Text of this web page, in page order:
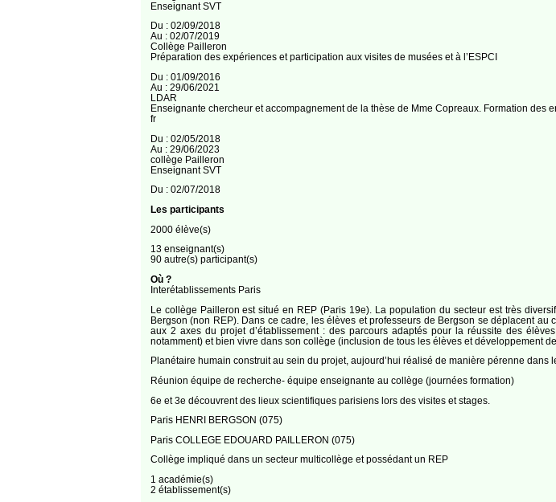
Enseignant SVT
Du : 02/09/2018
Au : 02/07/2019
Collège Pailleron
Préparation des expériences et participation aux visites de musées et à l’ESPCI
Du : 01/09/2016
Au : 29/06/2021
LDAR
Enseignante chercheur et accompagnement de la thèse de Mme Copreaux. Formation des
fr
Du : 02/05/2018
Au : 29/06/2023
collège Pailleron
Enseignant SVT
Du : 02/07/2018
Les participants
2000 élève(s)
13 enseignant(s)
90 autre(s) participant(s)
Où ?
Interétablissements Paris
Le collège Pailleron est situé en REP (Paris 19e). La population du secteur est très
Bergson (non REP). Dans ce cadre, les élèves et professeurs de Bergson se déplacent
aux 2 axes du projet d’établissement : des parcours adaptés pour la réussite des
notamment) et bien vivre dans son collège (inclusion de tous les élèves et développement
Planétaire humain construit au sein du projet, aujourd’hui réalisé de manière pérenne dans
Réunion équipe de recherche- équipe enseignante au collège (journées formation)
6e et 3e découvrent des lieux scientifiques parisiens lors des visites et stages.
Paris HENRI BERGSON (075)
Paris COLLEGE EDOUARD PAILLERON (075)
Collège impliqué dans un secteur multicollège et possédant un REP
1 académie(s)
2 établissement(s)